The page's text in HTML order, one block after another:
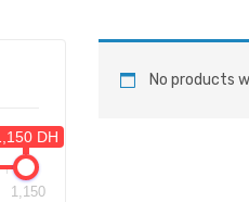
DH
1,150
No products